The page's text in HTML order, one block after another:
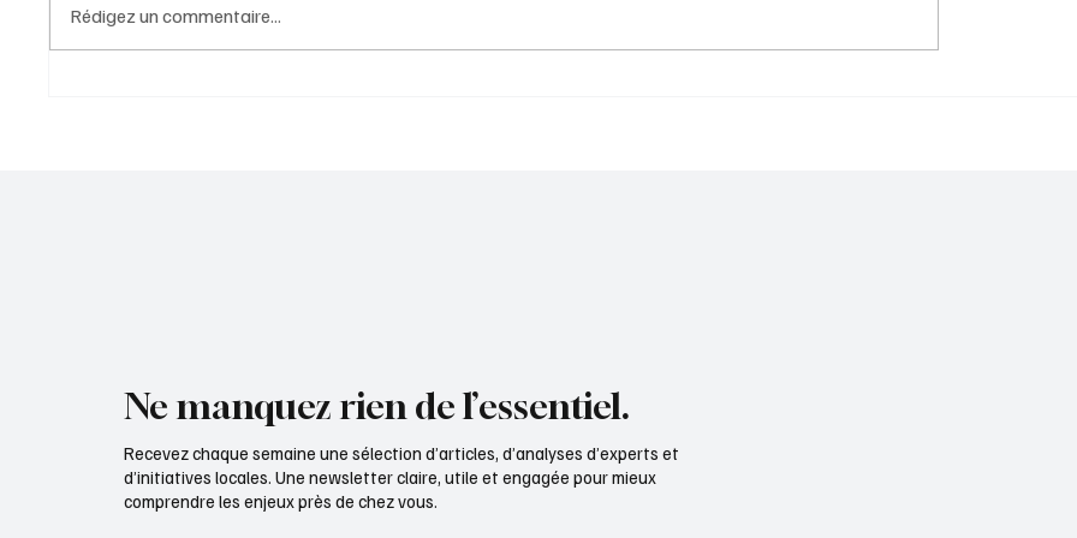
Rédigez un commentaire...
Ne manquez rien de l’essentiel.
Recevez chaque semaine une sélection d’articles, d’analyses d’experts et
d’initiatives locales. Une newsletter claire, utile et engagée pour mieux
comprendre les enjeux près de chez vous.